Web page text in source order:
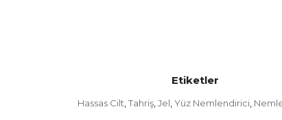
Etiketler
Hassas Cilt Tahriş, Jel Yüz Nemlendirici,